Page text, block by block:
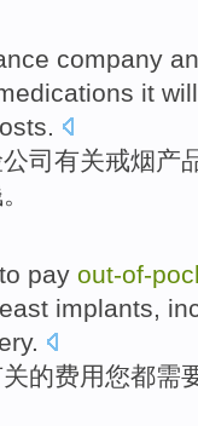
company
it will
.
公司 有关戒烟产
pay out-of-
implants,
.
的费用您都需